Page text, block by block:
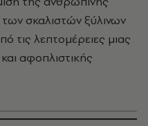
σκαλιστών ξύλινων
τις λεπτομέρειες μιας
αφοπλιστικής